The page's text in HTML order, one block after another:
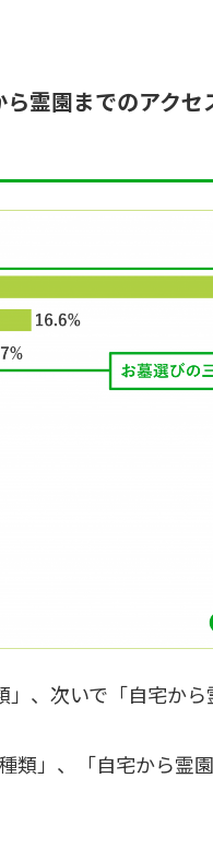
霊園までのアクセ
、次いで「自宅から
類」、「自宅から霊